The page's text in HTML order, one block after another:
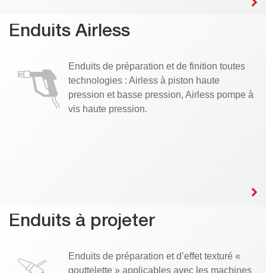
Enduits Airless
Enduits de préparation et de finition toutes
technologies : Airless à piston haute
pression et basse pression, Airless pompe à
vis haute pression.
Enduits à projeter
Enduits de préparation et d’effet texturé «
gouttelette » applicables avec les machines